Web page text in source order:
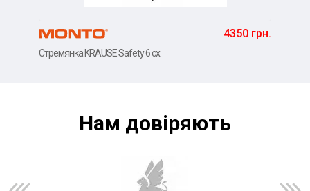
4350 грн.
Стремянка KRAUSE Safety 6 сх.
Нам довiряють